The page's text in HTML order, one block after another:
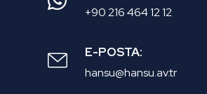
+90 216 464 12 12
E-POSTA:
hansu@hansu.av.tr